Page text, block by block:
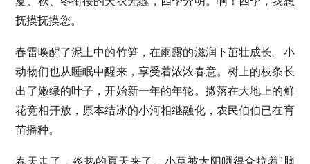
抚摸抚摸您。
春雷唤醒了泥土中的竹笋，在雨露的滋润下茁壮成长。小
动物们也从睡眠中醒来，享受着浓浓春意。树上的枝条长
出了嫩绿的叶子，开始新一年的年轮。撒落在大地上的鲜
花竞相开放，原本结冰的小河相继融化，农民伯伯已在育
苗播种。
春天走了，炎热的夏天来了。小草被太阳晒得耷拉着"脑